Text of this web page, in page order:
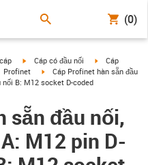
(0)
igus-icon-arrow-right
Cáp có đầu nối igus-icon-
Cáp
icon-arrow-right
Profinet igus-icon-arrow-right
Cáp Profinet hàn sẵn đầu
nối B: M12 socket D-coded
sẵn đầu nối,
M12 pin D-